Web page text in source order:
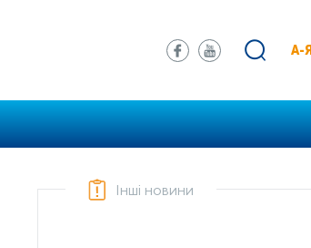
А-Я
Інші новини